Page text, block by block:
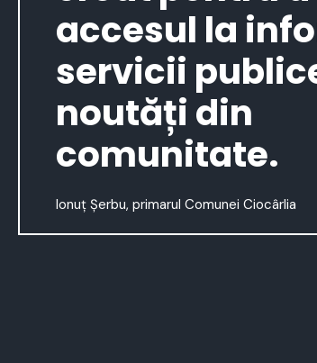
accesul la
servicii
noutăți din
comunitate.
Ionuț Șerbu, primarul Comunei Ciocârlia